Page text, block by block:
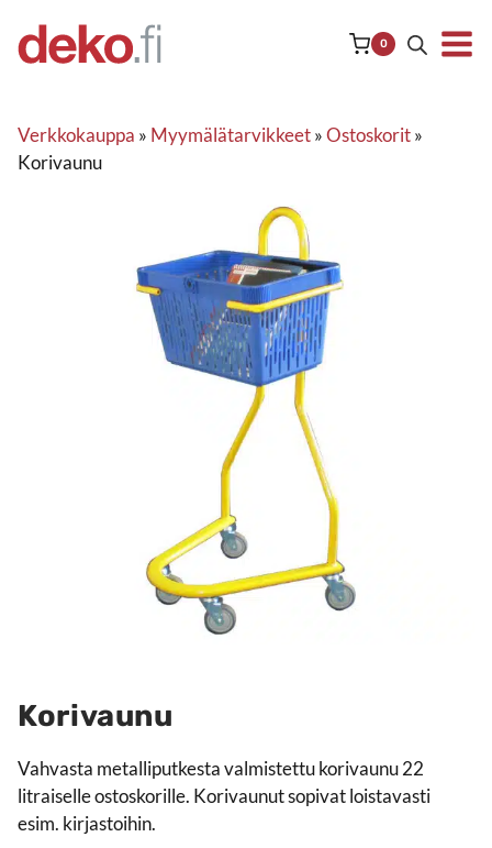
sisältöön
0
Verkkokauppa » Myymälätarvikkeet»Ostoskorit»
Korivaunu
Korivaunu
Vahvasta metalliputkesta valmistettu korivaunu 22
litraiselle ostoskorille. Korivaunut sopivat loistavasti
esim. kirjastoihin.